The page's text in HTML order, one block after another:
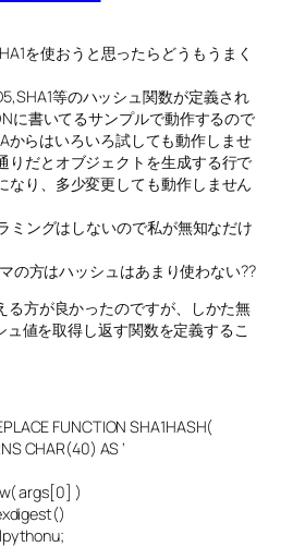
を使おうと思ったらどうもうまく
等のハッシュ関数が定義され
に書いてるサンプルで動作するので
からはいろいろ試しても動作しませ
りだとオブジェクトを生成する行で
なり、多少変更しても動作しません
ミングはしないので私が無知なだけ
の方はハッシュはあまり使わない??
る方が良かったのですが、しかた無
値を取得し返す関数を定義するこ
FUNCTION SHA1HASH(
CHAR(40) AS ‘
args[0] )